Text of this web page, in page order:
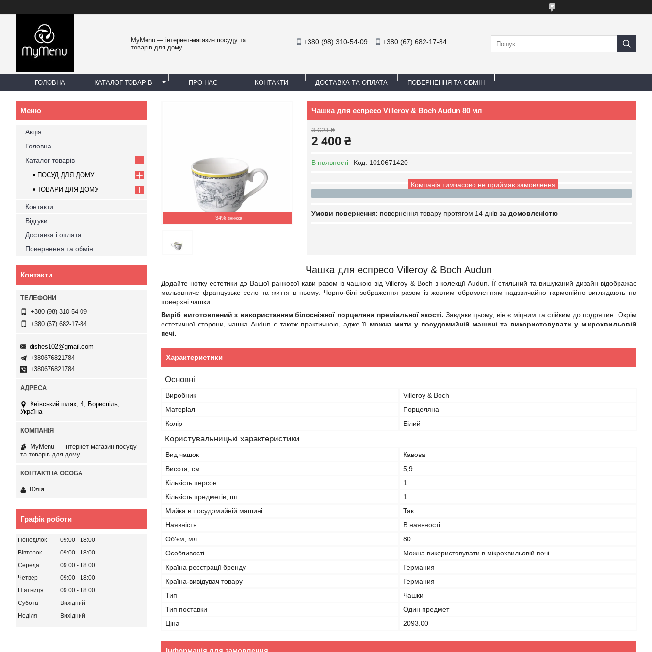
MyMenu — інтернет-магазин посуду та
товарів для дому
+380 (98) 310-54-09 +380 (67) 682-17-84
ГОЛОВНА КАТАЛОГ ТОВАРІВ ПРО НАС КОНТАКТИ ДОСТАВКА ТА ОПЛАТА ПОВЕРНЕННЯ ТА ОБМІН
–34%
Чашка для еспресо Villeroy & Boch Audun 80 мл
3 623 ₴
2 400 ₴
В наявності Код: 1010671420
Компанія тимчасово не приймає замовлення
повернення товару протягом 14 днів за домовленістю
Чашка для еспресо Villeroy & Boch Audun
Додайте нотку естетики до Вашої ранкової кави разом із чашкою від Villeroy & Boch з колекції Audun. Її стильний та вишуканий дизайн відображає
мальовниче французьке село та життя в ньому. Чорно-білі зображення разом із жовтим обрамленням надзвичайно гармонійно виглядають на
поверхні чашки.
Виріб виготовлений з використанням білосніжної порцеляни преміальної якості. Завдяки цьому, він є міцним та стійким до подряпин. Окрім
естетичної сторони, чашка Audun є також практичною, адже її можна мити у посудомийній машині та використовувати у мікрохвильовій
печі.
Характеристики
Основні
Виробник
Villeroy & Boch
Матеріал
Порцеляна
Колір
Білий
Користувальницькі характеристики
Вид чашок
Кавова
Висота, см
5,9
Кількість персон
1
Кількість предметів, шт
1
Мийка в посудомийній машині
Так
Наявність
В наявності
Об'єм, мл
80
Особливості
Можна використовувати в мікрохвильовій печі
Країна реєстрації бренду
Германия
Країна-вивідувач товару
Германия
Тип
Чашки
Тип поставки
Один предмет
Ціна
2093.00
Інформація для замовлення
Акція
Головна
Каталог товарів
ПОСУД ДЛЯ ДОМУ
ТОВАРИ ДЛЯ ДОМУ
Контакти
Відгуки
Доставка і оплата
Повернення та обмін
Контакти
+380 (98) 310-54-09
+380 (67) 682-17-84
dishes102@gmail.com
+380676821784
+380676821784
Київський шлях, 4, Бориспіль,
Україна
MyMenu — інтернет-магазин посуду
та товарів для дому
Юлія
Графік роботи
Понеділок 09:00
18:00
Вівторок
09:00
18:00
Середа
09:00
18:00
Четвер
09:00
18:00
Пʼятниця
09:00
18:00
Субота
Вихідний
Неділя
Вихідний